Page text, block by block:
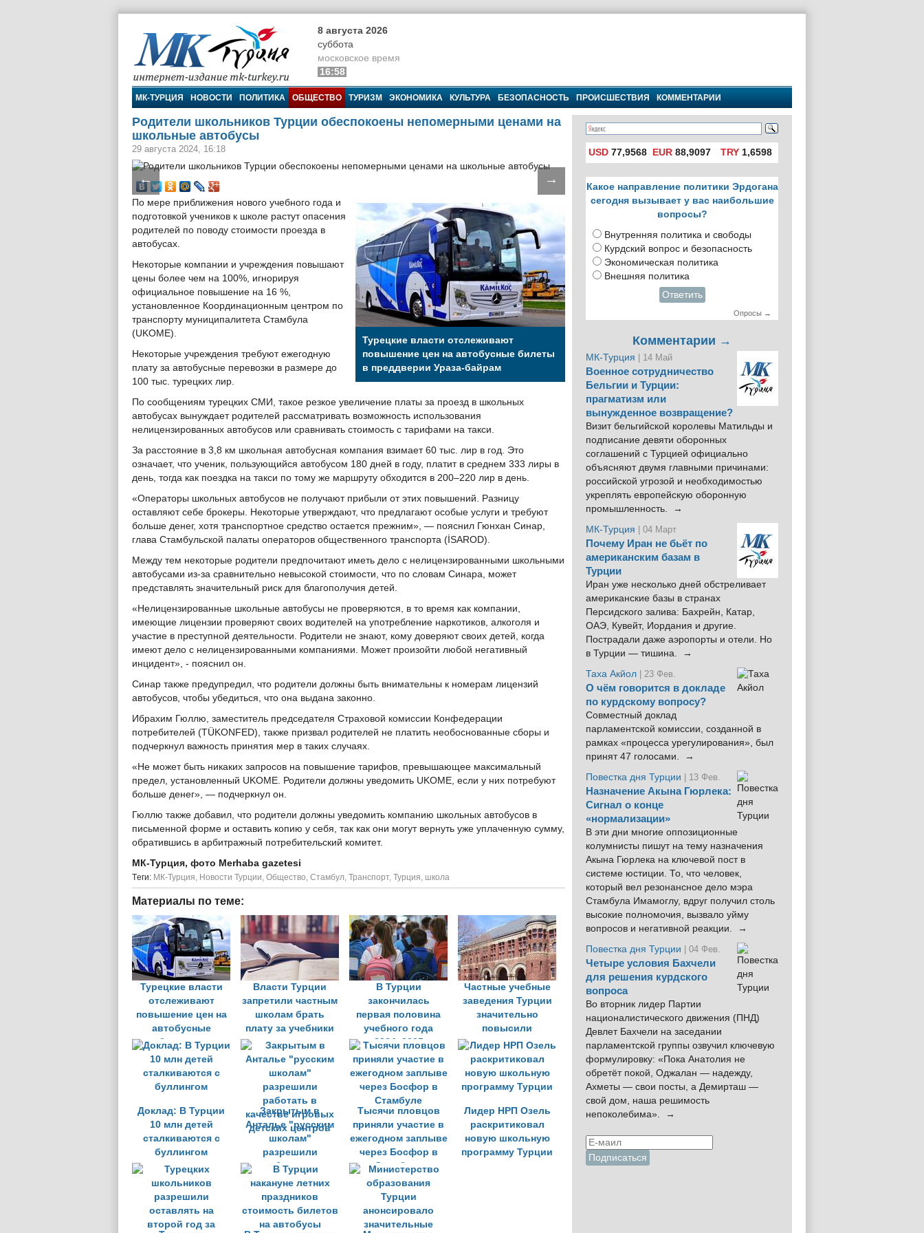
МК-Турция
8 августа 2026
суббота
московское время
16:58
МК-ТУРЦИЯ НОВОСТИ ПОЛИТИКА ОБЩЕСТВО ТУРИЗМ ЭКОНОМИКА КУЛЬТУРА БЕЗОПАСНОСТЬ ПРОИСШЕСТВИЯ КОММЕНТАРИИ
Родители школьников Турции обеспокоены непомерными ценами на
школьные автобусы
29 августа 2024, 16:18
← →
Турецкие власти отслеживают
повышение цен на автобусные билеты
в преддверии Ураза-байрам
По мере приближения нового учебного года и
подготовкой учеников к школе растут опасения
родителей по поводу стоимости проезда в
автобусах.
Некоторые компании и учреждения повышают
цены более чем на 100%, игнорируя
официальное повышение на 16 %,
установленное Координационным центром по
транспорту муниципалитета Стамбула
(UKOME).
Некоторые учреждения требуют ежегодную
плату за автобусные перевозки в размере до
100 тыс. турецких лир.
По сообщениям турецких СМИ, такое резкое увеличение платы за проезд в школьных
автобусах вынуждает родителей рассматривать возможность использования
нелицензированных автобусов или сравнивать стоимость с тарифами на такси.
За расстояние в 3,8 км школьная автобусная компания взимает 60 тыс. лир в год. Это
означает, что ученик, пользующийся автобусом 180 дней в году, платит в среднем 333 лиры в
день, тогда как поездка на такси по тому же маршруту обходится в 200–220 лир в день.
«Операторы школьных автобусов не получают прибыли от этих повышений. Разницу
оставляют себе брокеры. Некоторые утверждают, что предлагают особые услуги и требуют
больше денег, хотя транспортное средство остается прежним», — пояснил Гюнхан Синар,
глава Стамбульской палаты операторов общественного транспорта (İSAROD).
Между тем некоторые родители предпочитают иметь дело с нелицензированными школьными
автобусами из-за сравнительно невысокой стоимости, что по словам Синара, может
представлять значительный риск для благополучия детей.
«Нелицензированные школьные автобусы не проверяются, в то время как компании,
имеющие лицензии проверяют своих водителей на употребление наркотиков, алкоголя и
участие в преступной деятельности. Родители не знают, кому доверяют своих детей, когда
имеют дело с нелицензированными компаниями. Может произойти любой негативный
инцидент», - пояснил он.
Синар также предупредил, что родители должны быть внимательны к номерам лицензий
автобусов, чтобы убедиться, что она выдана законно.
Ибрахим Гюллю, заместитель председателя Страховой комиссии Конфедерации
потребителей (TÜKONFED), также призвал родителей не платить необоснованные сборы и
подчеркнул важность принятия мер в таких случаях.
«Не может быть никаких запросов на повышение тарифов, превышающее максимальный
предел, установленный UKOME. Родители должны уведомить UKOME, если у них потребуют
больше денег», — подчеркнул он.
Гюллю также добавил, что родители должны уведомить компанию школьных автобусов в
письменной форме и оставить копию у себя, так как они могут вернуть уже уплаченную сумму,
обратившись в арбитражный потребительский комитет.
МК-Турция, фото Merhaba gazetesi
Tеги: МК-Турция, Новости Турции, Общество, Стамбул, Транспорт, Турция, школа
Материалы по теме:
Турецкие власти
отслеживают
повышение цен на
автобусные
билеты в
преддверии Ураза-
байрам
Власти Турции
запретили частным
школам брать
плату за учебники
В Турции
закончилась
первая половина
учебного года
2024–2025
Частные учебные
заведения Турции
значительно
повысили
стоимость
обучение на
следующий год
Доклад: В Турции
10 млн детей
сталкиваются с
буллингом
Закрытым в
Анталье "русским
школам"
разрешили
работать в
качестве игровых
детских центров
Тысячи пловцов
приняли участие в
ежегодном заплыве
через Босфор в
Стамбуле
Лидер НРП Озель
раскритиковал
новую школьную
программу Турции
USD 77,9568 EUR 88,9097 TRY1,6598
Какое направление политики Эрдогана
сегодня вызывает у вас наибольшие
вопросы?
Внутренняя политика и свободы
Курдский вопрос и безопасность
Экономическая политика
Внешняя политика
Ответить
Опросы →
Комментарии →
МК-Турция | 14 Май
Военное сотрудничество
Бельгии и Турции:
прагматизм или
вынужденное возвращение?
Визит бельгийской королевы Матильды и
подписание девяти оборонных
соглашений с Турцией официально
объясняют двумя главными причинами:
российской угрозой и необходимостью
укреплять европейскую оборонную
промышленность. →
МК-Турция
| 04 Март
Почему Иран не бьёт по
американским базам в
Турции
Иран уже несколько дней обстреливает
американские базы в странах
Персидского залива: Бахрейн, Катар,
ОАЭ, Кувейт, Иордания и другие.
Пострадали даже аэропорты и отели. Но
в Турции — тишина. →
Таха Акйол | 23 Фев.
О чём говорится в докладе
по курдскому вопросу?
Совместный доклад
парламентской комиссии, созданной в
рамках «процесса урегулирования», был
принят 47 голосами. →
Повестка дня Турции
| 13 Фев.
Назначение Акына Гюрлека:
Сигнал о конце
«нормализации»
В эти дни многие оппозиционные
колумнисты пишут на тему назначения
Акына Гюрлека на ключевой пост в
системе юстиции. То, что человек,
который вел резонансное дело мэра
Стамбула Имамоглу, вдруг получил столь
высокие полномочия, вызвало уйму
вопросов и негативной реакции. →
Повестка дня Турции
| 04 Фев.
Четыре условия Бахчели
для решения курдского
вопроса
Во вторник лидер Партии
националистического движения (ПНД)
Девлет Бахчели на заседании
парламентской группы озвучил ключевую
формулировку: «Пока Анатолия не
обретёт покой, Оджалан — надежду,
Ахметы — свои посты, а Демирташ —
свой дом, наша решимость
непоколебима». →